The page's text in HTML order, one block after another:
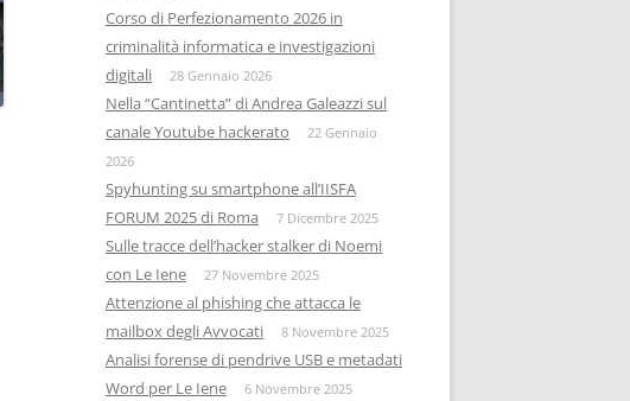
Corso di Perfezionamento 2026 in
criminalità informatica e investigazioni
digitali
28 Gennaio 2026
Nella “Cantinetta” di Andrea Galeazzi sul
canale Youtube hackerato
22 Gennaio
2026
Spyhunting su smartphone all’IISFA
FORUM 2025 di Roma
7 Dicembre 2025
Sulle tracce dell’hacker stalker di Noemi
con Le Iene
27 Novembre 2025
Attenzione al phishing che attacca le
mailbox degli Avvocati
8 Novembre 2025
Analisi forense di pendrive USB e metadati
Word per Le Iene
6 Novembre 2025